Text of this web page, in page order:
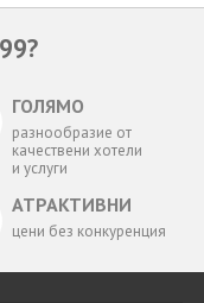
ГОЛЯМО
разнообразие от
качествени хотели
и услуги
АТРАКТИВНИ
цени без конкуренция